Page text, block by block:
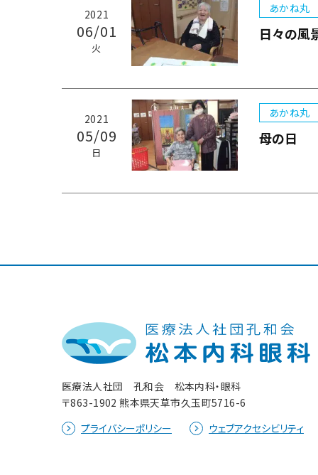
2021
06/01
火
あかね丸
日々の風
2021
05/09
日
あかね丸
母の日
医療法人社団 孔和会 松本内科・眼科
〒863-1902 熊本県天草市久玉町5716-6
プライバシーポリシー
ウェブアクセシビリティ